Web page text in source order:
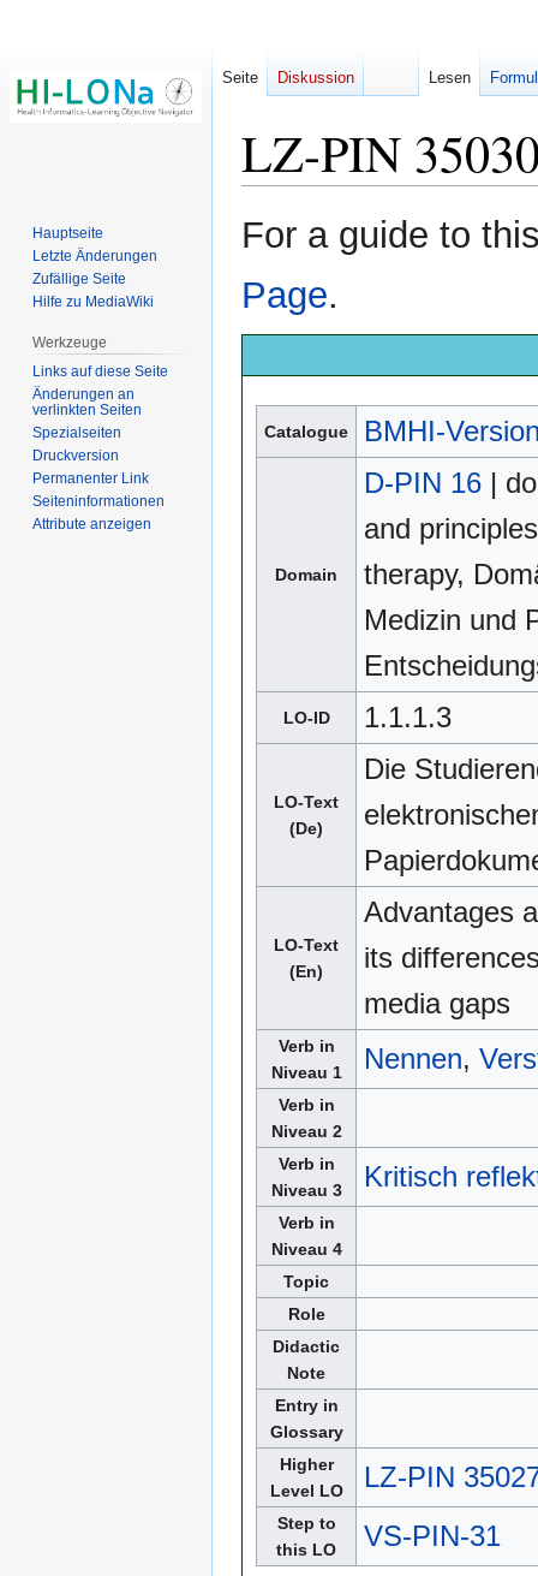
LZ-PIN
Zur
Navigation
Zur
Suche
For a guide to
Page.
Catalogue BMHI-
Domain
D-PIN 16|
and
therapy,
Medizin und
LO-ID 1.1.1.3
LO-Text
(De)
Die
LO-Text
(En)
Advantages
its
media gaps
Verb in
Niveau 1
Nennen,
Verb in
Niveau 2
Verb in
Niveau 3
Kritisch
Verb in
Niveau 4
Topic
Role
Didactic
Note
Entry in
Glossary
Higher
Level LO
LZ-PIN
Step to
this LO
VS-PIN-31
Seite Diskussion Lesen
Hauptseite
Letzte Änderungen
Zufällige Seite
Hilfe zu MediaWiki
Werkzeuge
Links auf diese Seite
Änderungen an
verlinkten Seiten
Spezialseiten
Druckversion
Permanenter Link
Seiten­­informationen
Attribute anzeigen